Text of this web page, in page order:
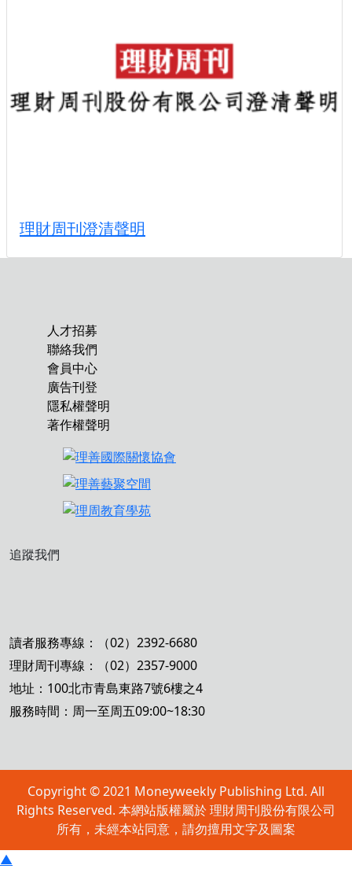
理財周刊澄清聲明
人才招募
聯絡我們
會員中心
廣告刊登
隱私權聲明
著作權聲明
追蹤我們
讀者服務專線：（02）2392-6680
理財周刊專線：（02）2357-9000
地址：100北市青島東路7號6樓之4
服務時間：周一至周五09:00~18:30
Copyright © 2021 Moneyweekly Publishing Ltd. All
Rights Reserved. 本網站版權屬於 理財周刊股份有限公司
所有，未經本站同意，請勿擅用文字及圖案
▲